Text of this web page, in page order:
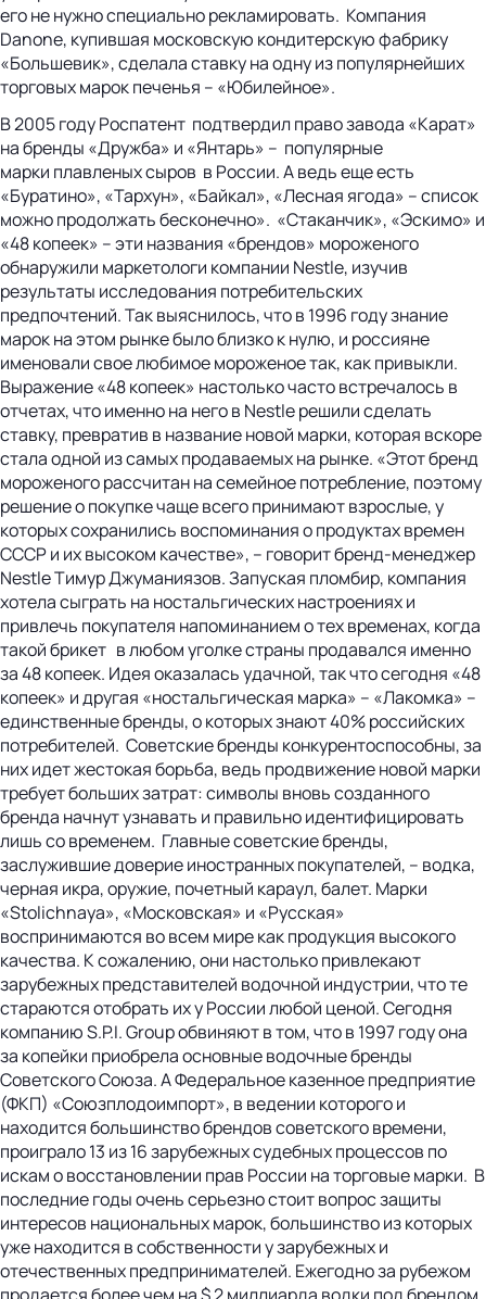
его не нужно специально рекламировать. Компания
Danone, купившая московскую кондитерскую фабрику
«Большевик», сделала ставку на одну из популярнейших
торговых марок печенья – «Юбилейное».
В 2005 году Роспатент подтвердил право завода «Карат»
на бренды «Дружба» и «Янтарь» – популярные
марки плавленых сыров в России. А ведь еще есть
«Буратино», «Тархун», «Байкал», «Лесная ягода» – список
можно продолжать бесконечно». «Стаканчик», «Эскимо» и
«48 копеек» – эти названия «брендов» мороженого
обнаружили маркетологи компании Nestle, изучив
результаты исследования потребительских
предпочтений. Так выяснилось, что в 1996 году знание
марок на этом рынке было близко к нулю, и россияне
именовали свое любимое мороженое так, как привыкли.
Выражение «48 копеек» настолько часто встречалось в
отчетах, что именно на него в Nestle решили сделать
ставку, превратив в название новой марки, которая вскоре
стала одной из самых продаваемых на рынке. «Этот бренд
мороженого рассчитан на семейное потребление, поэтому
решение о покупке чаще всего принимают взрослые, у
которых сохранились воспоминания о продуктах времен
СССР и их высоком качестве», – говорит бренд-менеджер
Nestle Тимур Джуманиязов. Запуская пломбир, компания
хотела сыграть на ностальгических настроениях и
привлечь покупателя напоминанием о тех временах, когда
такой брикет в любом уголке страны продавался именно
за 48 копеек. Идея оказалась удачной, так что сегодня «48
копеек» и другая «ностальгическая марка» – «Лакомка» –
единственные бренды, о которых знают 40% российских
потребителей. Советские бренды конкурентоспособны, за
них идет жестокая борьба, ведь продвижение новой марки
требует больших затрат: символы вновь созданного
бренда начнут узнавать и правильно идентифицировать
лишь со временем. Главные советские бренды,
заслужившие доверие иностранных покупателей, – водка,
черная икра, оружие, почетный караул, балет. Марки
«Stolichnaya», «Московская» и «Русская»
воспринимаются во всем мире как продукция высокого
качества. К сожалению, они настолько привлекают
зарубежных представителей водочной индустрии, что те
стараются отобрать их у России любой ценой. Сегодня
компанию S.P.I. Group обвиняют в том, что в 1997 году она
за копейки приобрела основные водочные бренды
Советского Союза. А Федеральное казенное предприятие
(ФКП) «Союзплодоимпорт», в ведении которого и
находится большинство брендов советского времени,
проиграло 13 из 16 зарубежных судебных процессов по
искам о восстановлении прав России на торговые марки. В
последние годы очень серьезно стоит вопрос защиты
интересов национальных марок, большинство из которых
уже находится в собственности у зарубежных и
отечественных предпринимателей. Ежегодно за рубежом
продается более чем на $ 2 миллиарда водки под брендом